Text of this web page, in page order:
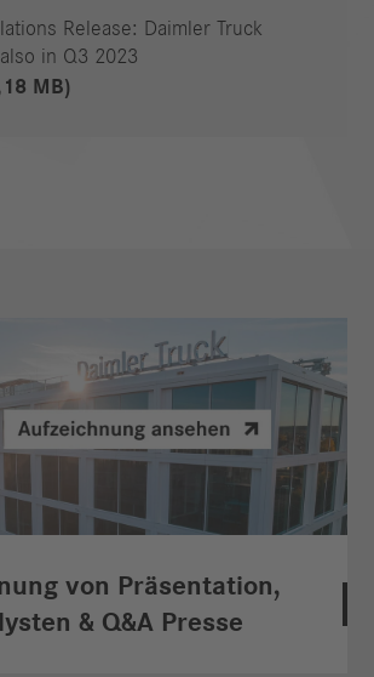
Release: Daimler Truck
in Q3 2023
MB)
von Präsentation,
& Q&A Presse